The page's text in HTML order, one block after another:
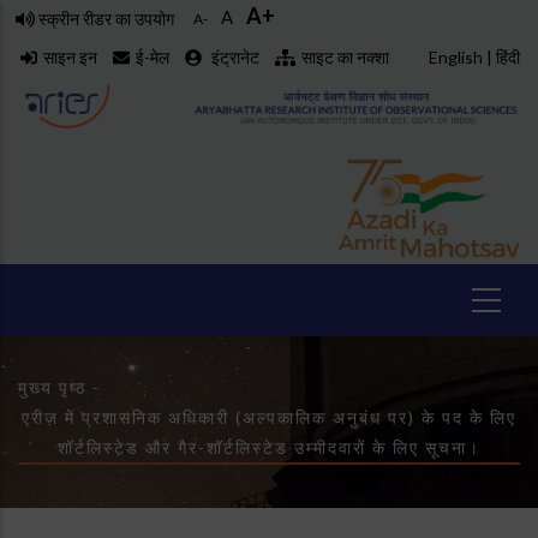
Skip
content
स्क्रीन रीडर का उपयोग A- A A+
साइन इन ई-मेल इंट्रानेट साइट का नक्शा English | हिंदी
Breadcrumb
मुख्य पृष्ठ -
एरीज़ में प्रशासनिक अधिकारी (अल्पकालिक अनुबंध पर) के पद के लिए
शॉर्टलिस्टेड और गैर-शॉर्टलिस्टेड उम्मीदवारों के लिए सूचना।